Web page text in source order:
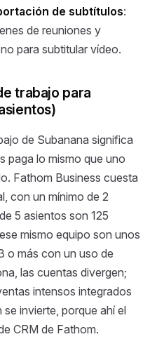
de subtítulos:
de reuniones y
para subtitular vídeo.
trabajo para
de Subanana significa
paga lo mismo que uno
Fathom Business cuesta
con un mínimo de 2
5 asientos son 125
mismo equipo son unos
o más con un uso de
las cuentas divergen;
intensos integrados
invierte, porque ahí el
CRM de Fathom.